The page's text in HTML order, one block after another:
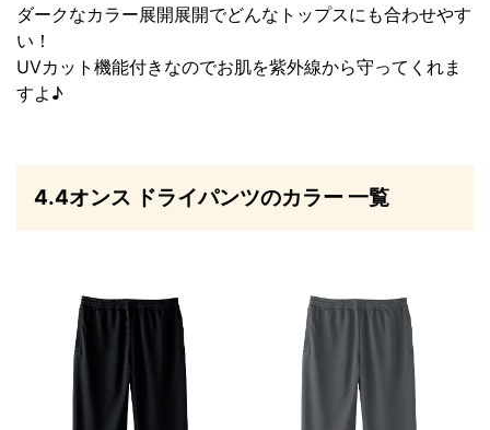
ダークなカラー展開展開でどんなトップスにも合わせやす
い！
UVカット機能付きなのでお肌を紫外線から守ってくれま
すよ♪
4.4オンス ドライパンツのカラー 一覧